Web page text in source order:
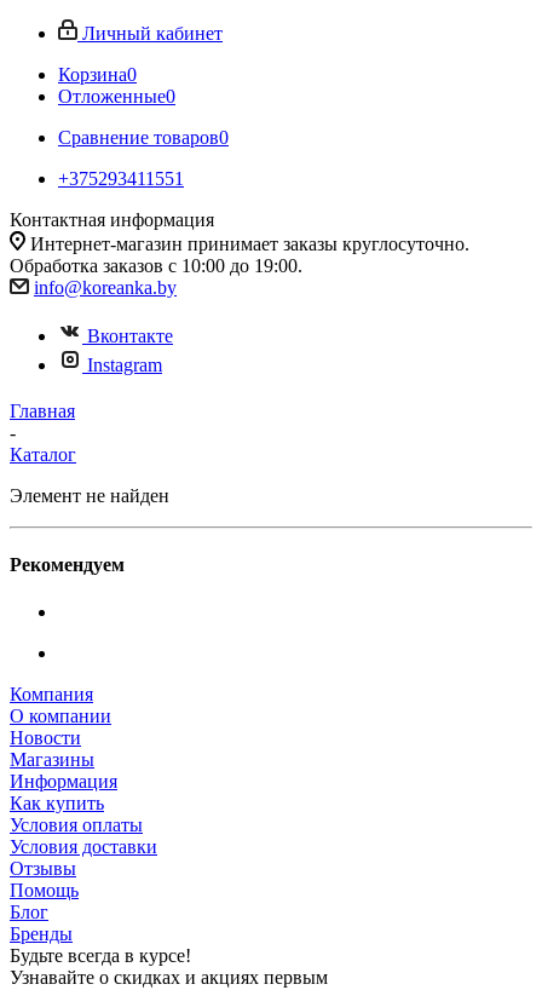
Личный кабинет
Корзина0
Отложенные0
Сравнение товаров0
+375293411551
Контактная информация
Интернет-магазин принимает заказы круглосуточно.
Обработка заказов с 10:00 до 19:00.
info@koreanka.by
Вконтакте
Instagram
Главная
-
Каталог
Элемент не найден
Рекомендуем
Компания
О компании
Новости
Магазины
Информация
Как купить
Условия оплаты
Условия доставки
Отзывы
Помощь
Блог
Бренды
Будьте всегда в курсе!
Узнавайте о скидках и акциях первым